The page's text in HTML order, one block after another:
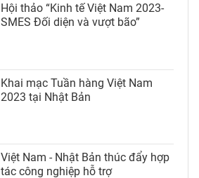
Hội thảo “Kinh tế Việt Nam 2023-
SMES Đối diện và vượt bão”
Khai mạc Tuần hàng Việt Nam
2023 tại Nhật Bản
Việt Nam - Nhật Bản thúc đẩy hợp
tác công nghiệp hỗ trợ